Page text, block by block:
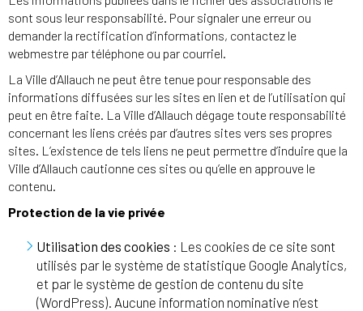
sont sous leur responsabilité. Pour signaler une erreur ou
demander la rectification d’informations, contactez le
webmestre par téléphone ou par courriel.
La Ville d’Allauch ne peut être tenue pour responsable des
informations diffusées sur les sites en lien et de l’utilisation qui
peut en être faite. La Ville d’Allauch dégage toute responsabilité
concernant les liens créés par d’autres sites vers ses propres
sites. L’existence de tels liens ne peut permettre d’induire que la
Ville d’Allauch cautionne ces sites ou qu’elle en approuve le
contenu.
Protection de la vie privée
Utilisation des cookies : Les cookies de ce site sont
utilisés par le système de statistique Google Analytics,
et par le système de gestion de contenu du site
(WordPress). Aucune information nominative n’est